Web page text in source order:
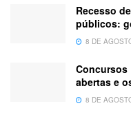
Recesso
públicos:
8 DE
Concursos
abertas e
8 DE